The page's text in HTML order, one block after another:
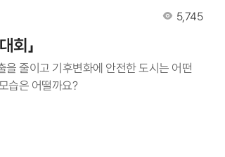
복사 조회수
5,745
회」
줄이고 기후변화에 안전한 도시는 어떤
습은 어떨까요?